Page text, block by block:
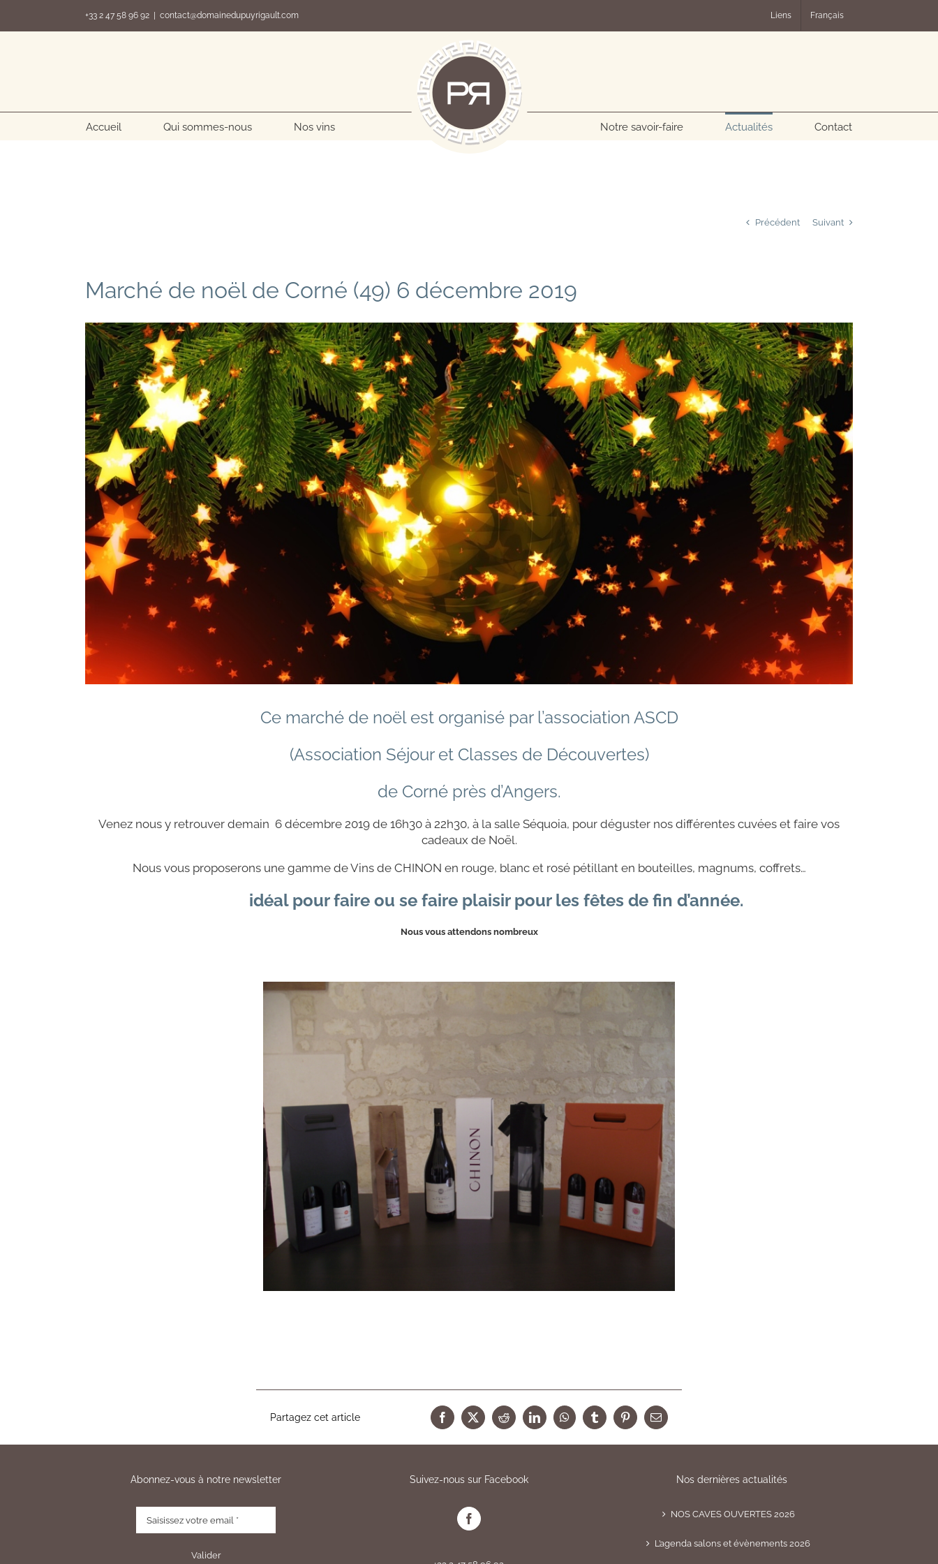
+33 2 47 58 96 92 contact@domainedupuyrigault.com Liens Français
Accueil Qui sommes-nous Nos vins Notre savoir-faire Actualités Contact
Précédent Suivant
Marché de noël de Corné (49) 6 décembre 2019
Voir
l'image
agrandie
Ce marché de noël est organisé par l’association ASCD
(Association Séjour et Classes de Découvertes)
de Corné près d’Angers.
Venez nous y retrouver demain 6 décembre 2019 de 16h30 à 22h30, à la salle Séquoia, pour déguster nos différentes cuvées et faire vos
cadeaux de Noël.
Nous vous proposerons une gamme de Vins de CHINON en rouge, blanc et rosé pétillant en bouteilles, magnums, coffrets…
idéal pour faire ou se faire plaisir pour les fêtes de fin d’année.
Nous vous attendons nombreux
Partagez cet article Facebook
X RedditLinkedInWhatsAppTumblrPinterestEmail
Abonnez-vous à notre newsletter Suivez-nous sur Facebook Nos dernières actualités
NOS CAVES OUVERTES 2026
L’agenda salons et évènements 2026